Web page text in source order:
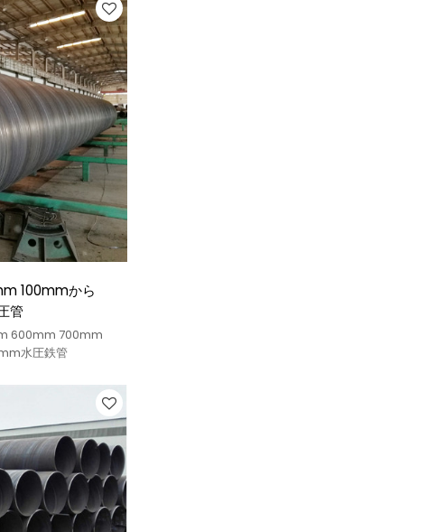
100mmから
管
600mm 700mm
水圧鉄管